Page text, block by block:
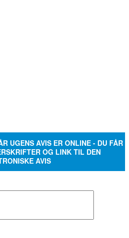
UGENS AVIS ER ONLINE - DU FÅR
OG LINK TIL DEN
AVIS